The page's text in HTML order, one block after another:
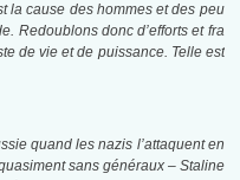
la cause des hommes et des peu
Redoublons donc d’efforts et fra
de vie et de puissance. Telle est
quand les nazis l’attaquent en
sans généraux – Staline